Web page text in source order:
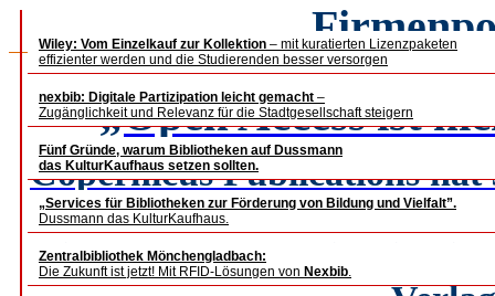
Wiley: Vom Einzelkauf zur Kollektion – mit kuratierten Lizenzpaketen
effizienter werden und die Studierenden besser versorgen
nexbib: Digitale Partizipation leicht gemacht –
Zugänglichkeit und Relevanz für die Stadtgesellschaft steigern
Fünf Gründe, warum Bibliotheken auf Dussmann
das KulturKaufhaus setzen sollten.
„Services für Bibliotheken zur Förderung von Bildung und Vielfalt”.
Dussmann das KulturKaufhaus.
Zentralbibliothek Mönchengladbach:
Die Zukunft ist jetzt! Mit RFID-Lösungen von Nexbib.
„Open Access ist
Copernicus Publications
Access.
Ein Porträt, das Einblick in